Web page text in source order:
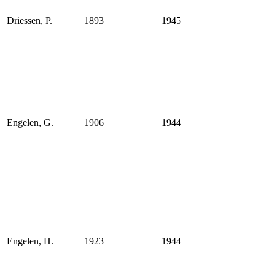
Driessen, P. 1893 1945
Engelen, G. 1906 1944
Engelen, H. 1923 1944